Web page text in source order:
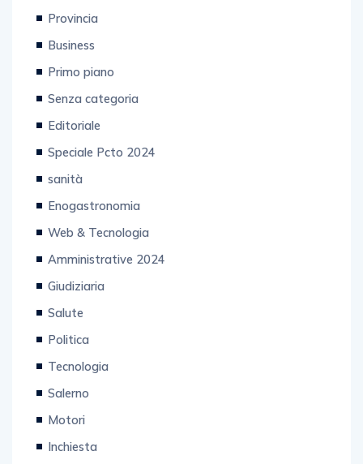
Provincia
Business
Primo piano
Senza categoria
Editoriale
Speciale Pcto 2024
sanità
Enogastronomia
Web & Tecnologia
Amministrative 2024
Giudiziaria
Salute
Politica
Tecnologia
Salerno
Motori
Inchiesta